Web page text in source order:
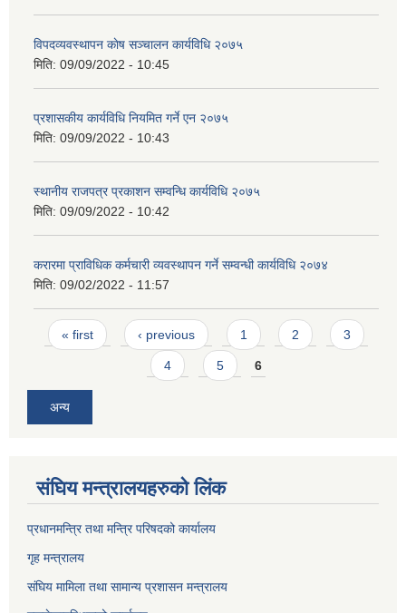
विपदव्यवस्थापन काेष सञ्चालन कार्यविधि २०७५
मिति: 09/09/2022 - 10:45
प्रशासकीय कार्यविधि नियमित गर्ने एन २०७५
मिति: 09/09/2022 - 10:43
स्थानीय राजपत्र प्रकाशन सम्वन्धि कार्यविधि २०७५
मिति: 09/09/2022 - 10:42
करारमा प्राविधिक कर्मचारी व्यवस्थापन गर्ने सम्वन्धी कार्यविधि २०७४
मिति: 09/02/2022 - 11:57
Pages
« first ‹ previous 1 2 3
4 5 6
अन्य
संघिय मन्त्र‍ालयहरुको लिंक
प्रधानमन्त्रि तथा मन्त्रि परिषदको कार्यालय
गृह मन्त्रालय
संघिय मामिला तथा सामान्य प्रशासन मन्त्रालय